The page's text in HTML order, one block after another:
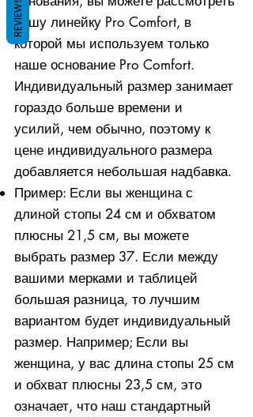
нашу линейку Pro Comfort, в
которой мы используем только
наше основание Pro Comfort.
Индивидуальный размер занимает
гораздо больше времени и
усилий, чем обычно, поэтому к
цене индивидуального размера
добавляется небольшая надбавка.
Пример: Если вы женщина с
длиной стопы 24 см и обхватом
плюсны 21,5 см, вы можете
выбрать размер 37. Если между
вашими мерками и таблицей
большая разница, то лучшим
вариантом будет индивидуальный
размер. Например; Если вы
женщина, у вас длина стопы 25 см
и обхват плюсны 23,5 см, это
означает, что наш стандартный
REVIEWS